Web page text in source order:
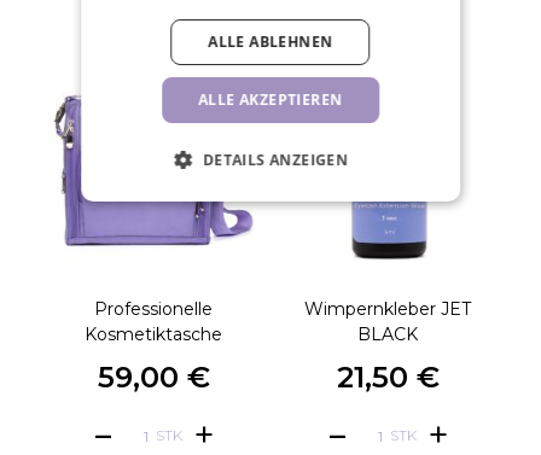
Professionelle
Kosmetiktasche
59,00 €
STK
Wimpernkleber JET
BLACK
21,50 €
STK
ALLE AKZEPTIEREN
ALLE ABLEHNEN
DETAILS ANZEIGEN